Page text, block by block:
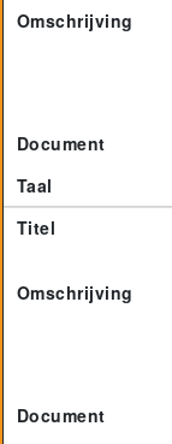
Omschrijving
Document
Taal
Titel
Omschrijving
Document